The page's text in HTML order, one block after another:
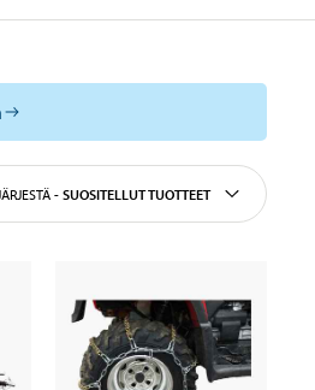
JÄRJESTÄ - SUOSITELLUT TUOTTEET